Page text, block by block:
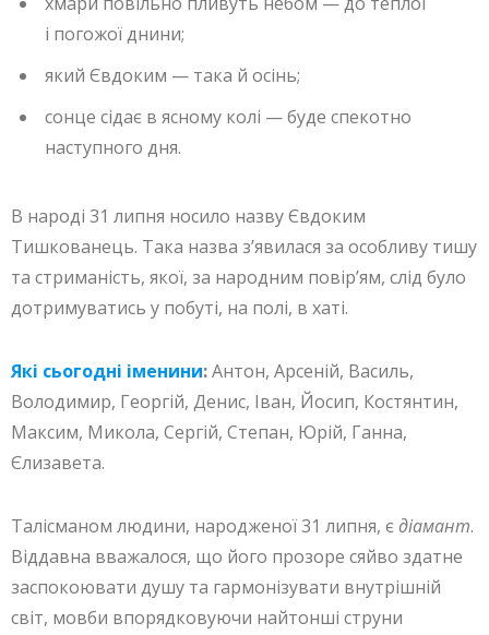
і погожої днини;
який Євдоким — така й осінь;
сонце сідає в ясному колі — буде спекотно
наступного дня.
В народі 31 липня носило назву Євдоким
Тишкованець. Така назва з’явилася за особливу тишу
та стриманість, якої, за народним повір’ям, слід було
дотримуватись у побуті, на полі, в хаті.
Які сьогодні іменини:Антон, Арсеній, Василь,
Володимир, Георгій, Денис, Іван, Йосип, Костянтин,
Максим, Микола, Сергій, Степан, Юрій, Ганна,
Єлизавета.
Талісманом людини, народженої 31 липня, є діамант.
Віддавна вважалося, що його прозоре сяйво здатне
заспокоювати душу та гармонізувати внутрішній
світ, мовби впорядковуючи найтонші струни